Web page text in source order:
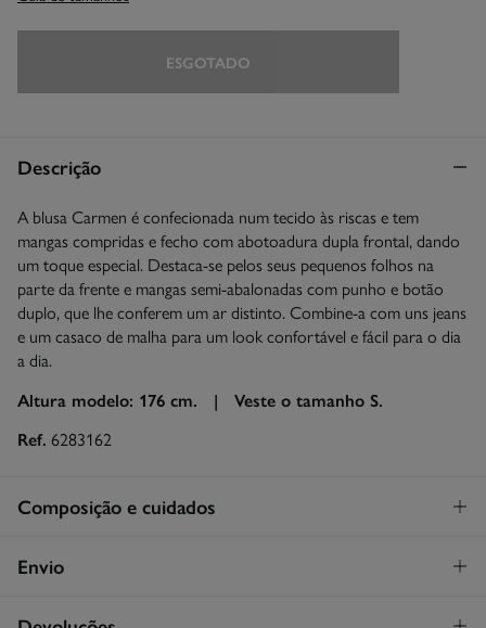
ESGOTADO
Descrição
A blusa Carmen é confecionada num tecido às riscas e tem
mangas compridas e fecho com abotoadura dupla frontal, dando
um toque especial. Destaca-se pelos seus pequenos folhos na
parte da frente e mangas semi-abalonadas com punho e botão
duplo, que lhe conferem um ar distinto. Combine-a com uns jeans
e um casaco de malha para um look confortável e fácil para o dia
a dia.
Altura modelo: 176 cm. | Veste o tamanho S.
Ref. 6283162
Composição e cuidados
Composição
Envio
Levantamento na loja em Portugal
GRATUITO!